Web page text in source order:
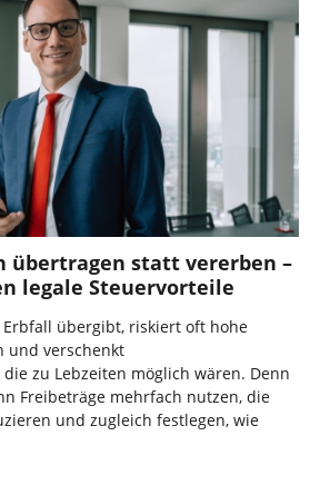
übertragen statt vererben –
legale Steuervorteile
übergibt, riskiert oft hohe
und verschenkt
zu Lebzeiten möglich wären. Denn
Freibeträge mehrfach nutzen, die
und zugleich festlegen, wie